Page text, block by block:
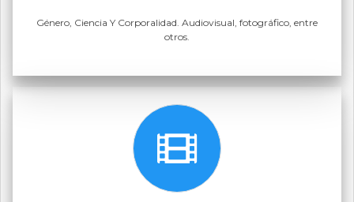
Género, Ciencia Y Corporalidad. Audiovisual, fotográfico, entre
otros.